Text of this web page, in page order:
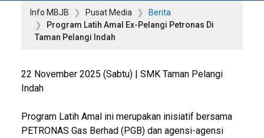
Info MBJB Pusat Media
Berita
Program Latih Amal Ex-Pelangi Petronas Di
Taman Pelangi Indah
22 November 2025 (Sabtu) | SMK Taman Pelangi
Indah
Program Latih Amal ini merupakan inisiatif bersama
PETRONAS Gas Berhad (PGB) dan agensi-agensi